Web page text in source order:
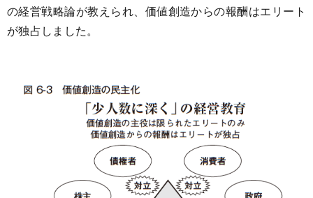
の経営戦略論が教えられ、価値創造からの報酬はエリート
が独占しました。